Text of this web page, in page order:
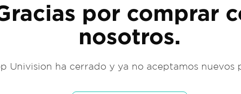
por comprar
nosotros.
Univision ha cerrado y ya no aceptamos nuevos